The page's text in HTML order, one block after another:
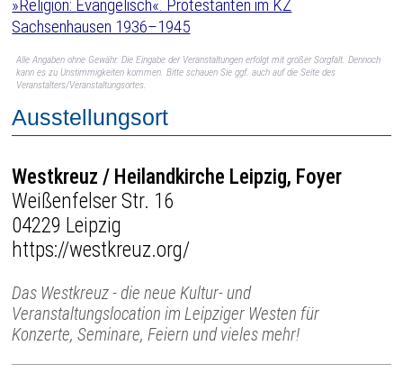
»Religion: Evangelisch«. Protestanten im KZ
Sachsenhausen 1936–1945
Alle Angaben ohne Gewähr. Die Eingabe der Veranstaltungen erfolgt mit großer Sorgfalt. Dennoch
kann es zu Unstimmigkeiten kommen. Bitte schauen Sie ggf. auch auf die Seite des
Veranstalters/Veranstaltungsortes.
Ausstellungsort
Westkreuz / Heilandkirche Leipzig, Foyer
Weißenfelser Str. 16
04229 Leipzig
https://westkreuz.org/
Das Westkreuz - die neue Kultur- und
Veranstaltungslocation im Leipziger Westen für
Konzerte, Seminare, Feiern und vieles mehr!